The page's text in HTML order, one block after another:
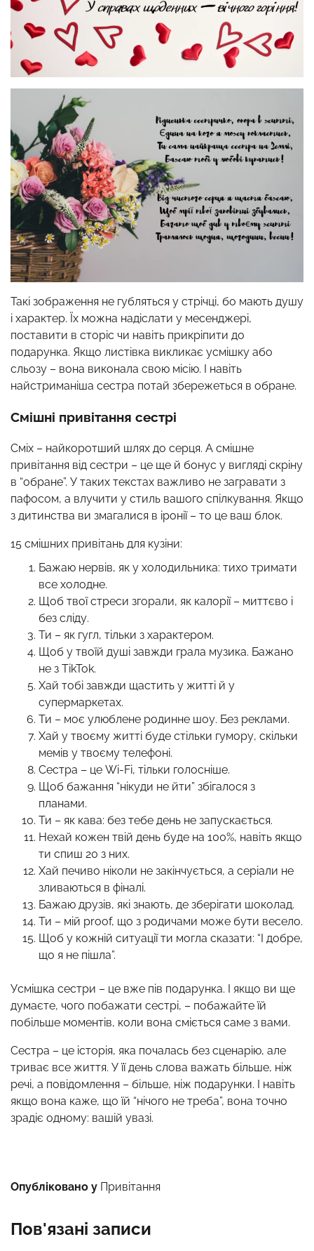
Такі зображення не губляться у стрічці, бо мають душу
і характер. Їх можна надіслати у месенджері,
поставити в сторіс чи навіть прикріпити до
подарунка. Якщо листівка викликає усмішку або
сльозу – вона виконала свою місію. І навіть
найстриманіша сестра потай збережеться в обране.
Смішні привітання сестрі
Сміх – найкоротший шлях до серця. А смішне
привітання від сестри – це ще й бонус у вигляді скріну
в “обране”. У таких текстах важливо не загравати з
пафосом, а влучити у стиль вашого спілкування. Якщо
з дитинства ви змагалися в іронії – то це ваш блок.
15 смішних привітань для кузіни:
Бажаю нервів, як у холодильника: тихо тримати
все холодне.
Щоб твої стреси згорали, як калорії – миттєво і
без сліду.
Ти – як гугл, тільки з характером.
Щоб у твоїй душі завжди грала музика. Бажано
не з TikTok.
Хай тобі завжди щастить у житті й у
супермаркетах.
Ти – моє улюблене родинне шоу. Без реклами.
Хай у твоєму житті буде стільки гумору, скільки
мемів у твоєму телефоні.
Сестра – це Wi-Fi, тільки голосніше.
Щоб бажання “нікуди не йти” збігалося з
планами.
Ти – як кава: без тебе день не запускається.
Нехай кожен твій день буде на 100%, навіть якщо
ти спиш 20 з них.
Хай печиво ніколи не закінчується, а серіали не
зливаються в фіналі.
Бажаю друзів, які знають, де зберігати шоколад.
Ти – мій proof, що з родичами може бути весело.
Щоб у кожній ситуації ти могла сказати: “І добре,
що я не пішла”.
Усмішка сестри – це вже пів подарунка. І якщо ви ще
думаєте, чого побажати сестрі, – побажайте їй
побільше моментів, коли вона сміється саме з вами.
Сестра – це історія, яка почалась без сценарію, але
триває все життя. У її день слова важать більше, ніж
речі, а повідомлення – більше, ніж подарунки. І навіть
якщо вона каже, що їй “нічого не треба”, вона точно
зрадіє одному: вашій увазі.
Опубліковано у Привітання
Пов'язані записи